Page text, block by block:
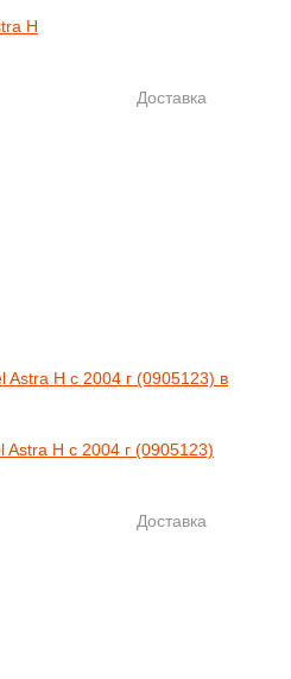
H
Доставка
Astra H с 2004 г (0905123)
Доставка